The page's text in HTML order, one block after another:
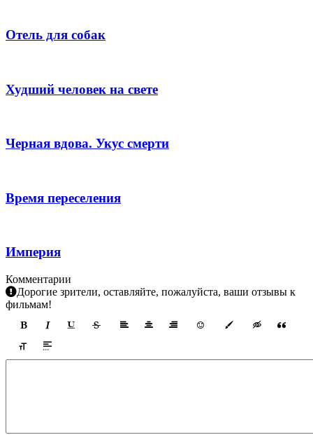
Отель для собак
Худший человек на свете
Черная вдова. Укус смерти
Время переселения
Империя
Комментарии
Дорогие зрители, оставляйте, пожалуйста, ваши отзывы к
фильмам!